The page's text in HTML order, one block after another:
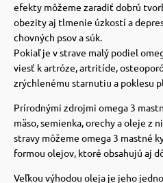
poukazy
efekty môžeme zaradiť dobrú
obezity aj tlmenie úzkostí a
chovných psov a súk.
Pokiaľ je v strave malý podiel
viesť k artróze, artritíde,
zrýchlenému starnutiu a poklesu
Prírodnými zdrojmi omega 3
mäso, semienka, orechy a oleje z
stravy môžeme omega 3 mastné
formou olejov, ktoré obsahujú aj
Veľkou výhodou oleja je jeho